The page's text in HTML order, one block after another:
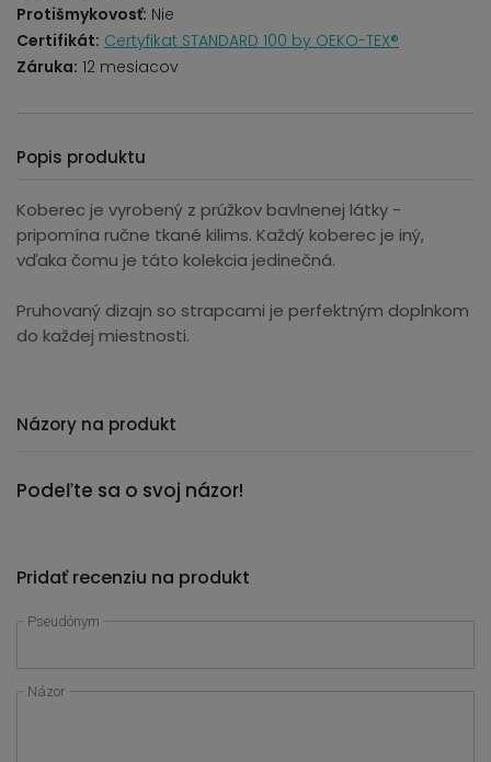
Protišmykovosť: Nie
Certifikát: Certyfikat STANDARD 100 by OEKO-TEX®
Záruka: 12 mesiacov
Popis produktu
Koberec je vyrobený z prúžkov bavlnenej látky -
pripomína ručne tkané kilims. Každý koberec je iný,
vďaka čomu je táto kolekcia jedinečná.
Pruhovaný dizajn so strapcami je perfektným doplnkom
do každej miestnosti.
Názory na produkt
Podeľte sa o svoj názor!
Pridať recenziu na produkt
Pseudónym
Názor